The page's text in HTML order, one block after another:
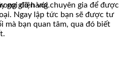
giỏ hàng.
gọi điện với chuyên gia để được
Ngay lập tức bạn sẽ được tư
mà bạn quan tâm, qua đó biết